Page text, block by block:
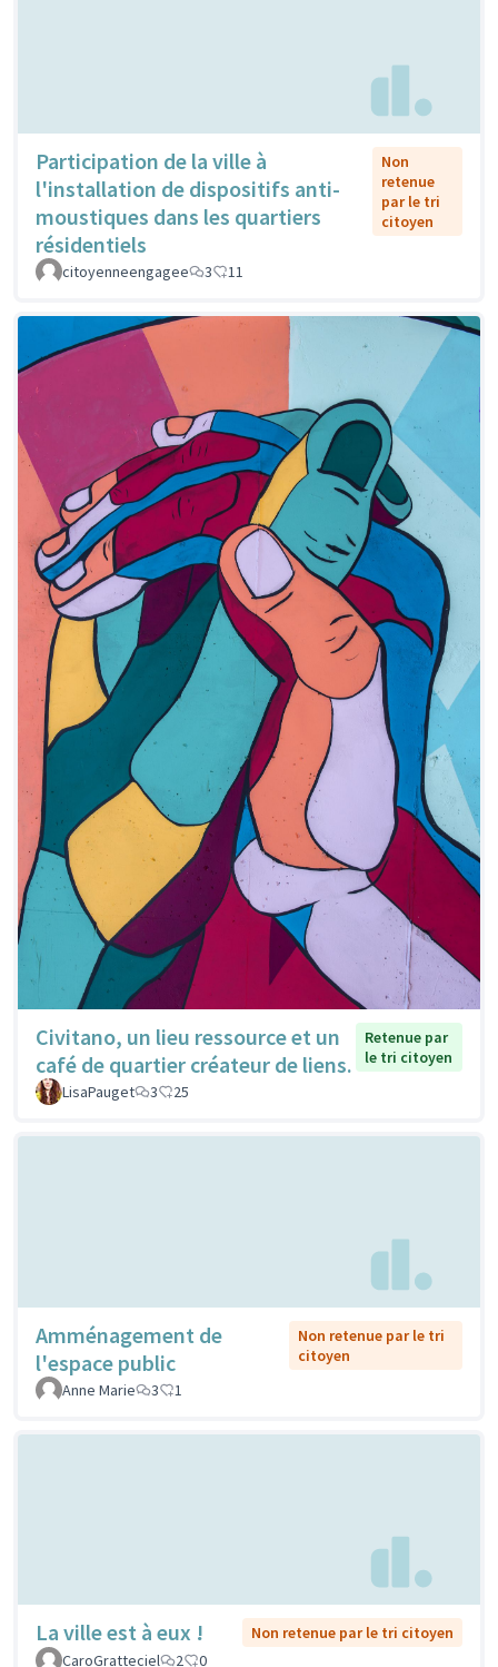
Participation de la ville à
l'installation de dispositifs anti-
moustiques dans les quartiers
résidentiels
Non
retenue
par le tri
citoyen
citoyenneengagee 3 11
Civitano, un lieu ressource et un
café de quartier créateur de liens.
Retenue par
le tri citoyen
LisaPauget
3 25
Amménagement de
l'espace public
Non retenue par le tri
citoyen
Anne Marie
3 1
La ville est à eux !
Non retenue par le tri citoyen
CaroGratteciel
2 0